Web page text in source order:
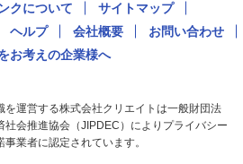
クについて
サイトマップ
ヘルプ 会社概要
お問い合わせ
お考えの企業様へ
を運営する株式会社クリエイトは一般財団法
社会推進協会（JIPDEC）によりプライバシー
事業者に認定されています。